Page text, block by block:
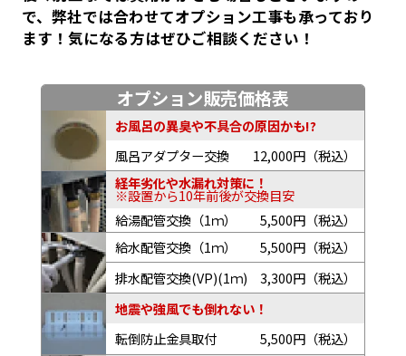
で、弊社では合わせてオプション工事も承っており
ます！気になる方はぜひご相談ください！
オプション販売価格表
お風呂の異臭や不具合の原因かも!?
風呂アダプター交換
12,000円（税込）
経年劣化や水漏れ対策に！
※設置から10年前後が交換目安
給湯配管交換（1ｍ）
5,500円（税込）
給水配管交換（1ｍ）
5,500円（税込）
排水配管交換(VP)(1ｍ)
3,300円（税込）
地震や強風でも倒れない！
転倒防止金具取付
5,500円（税込）